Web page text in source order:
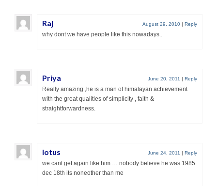
Raj August 29, 2010 | Reply
why dont we have people like this nowadays..
Priya June 20, 2011 | Reply
Really amazing ,he is a man of himalayan achievement
with the great qualities of simplicity , faith &
straightforwardness.
lotus June 24, 2011 | Reply
we cant get again like him … nobody believe he was 1985
dec 18th its noneother than me